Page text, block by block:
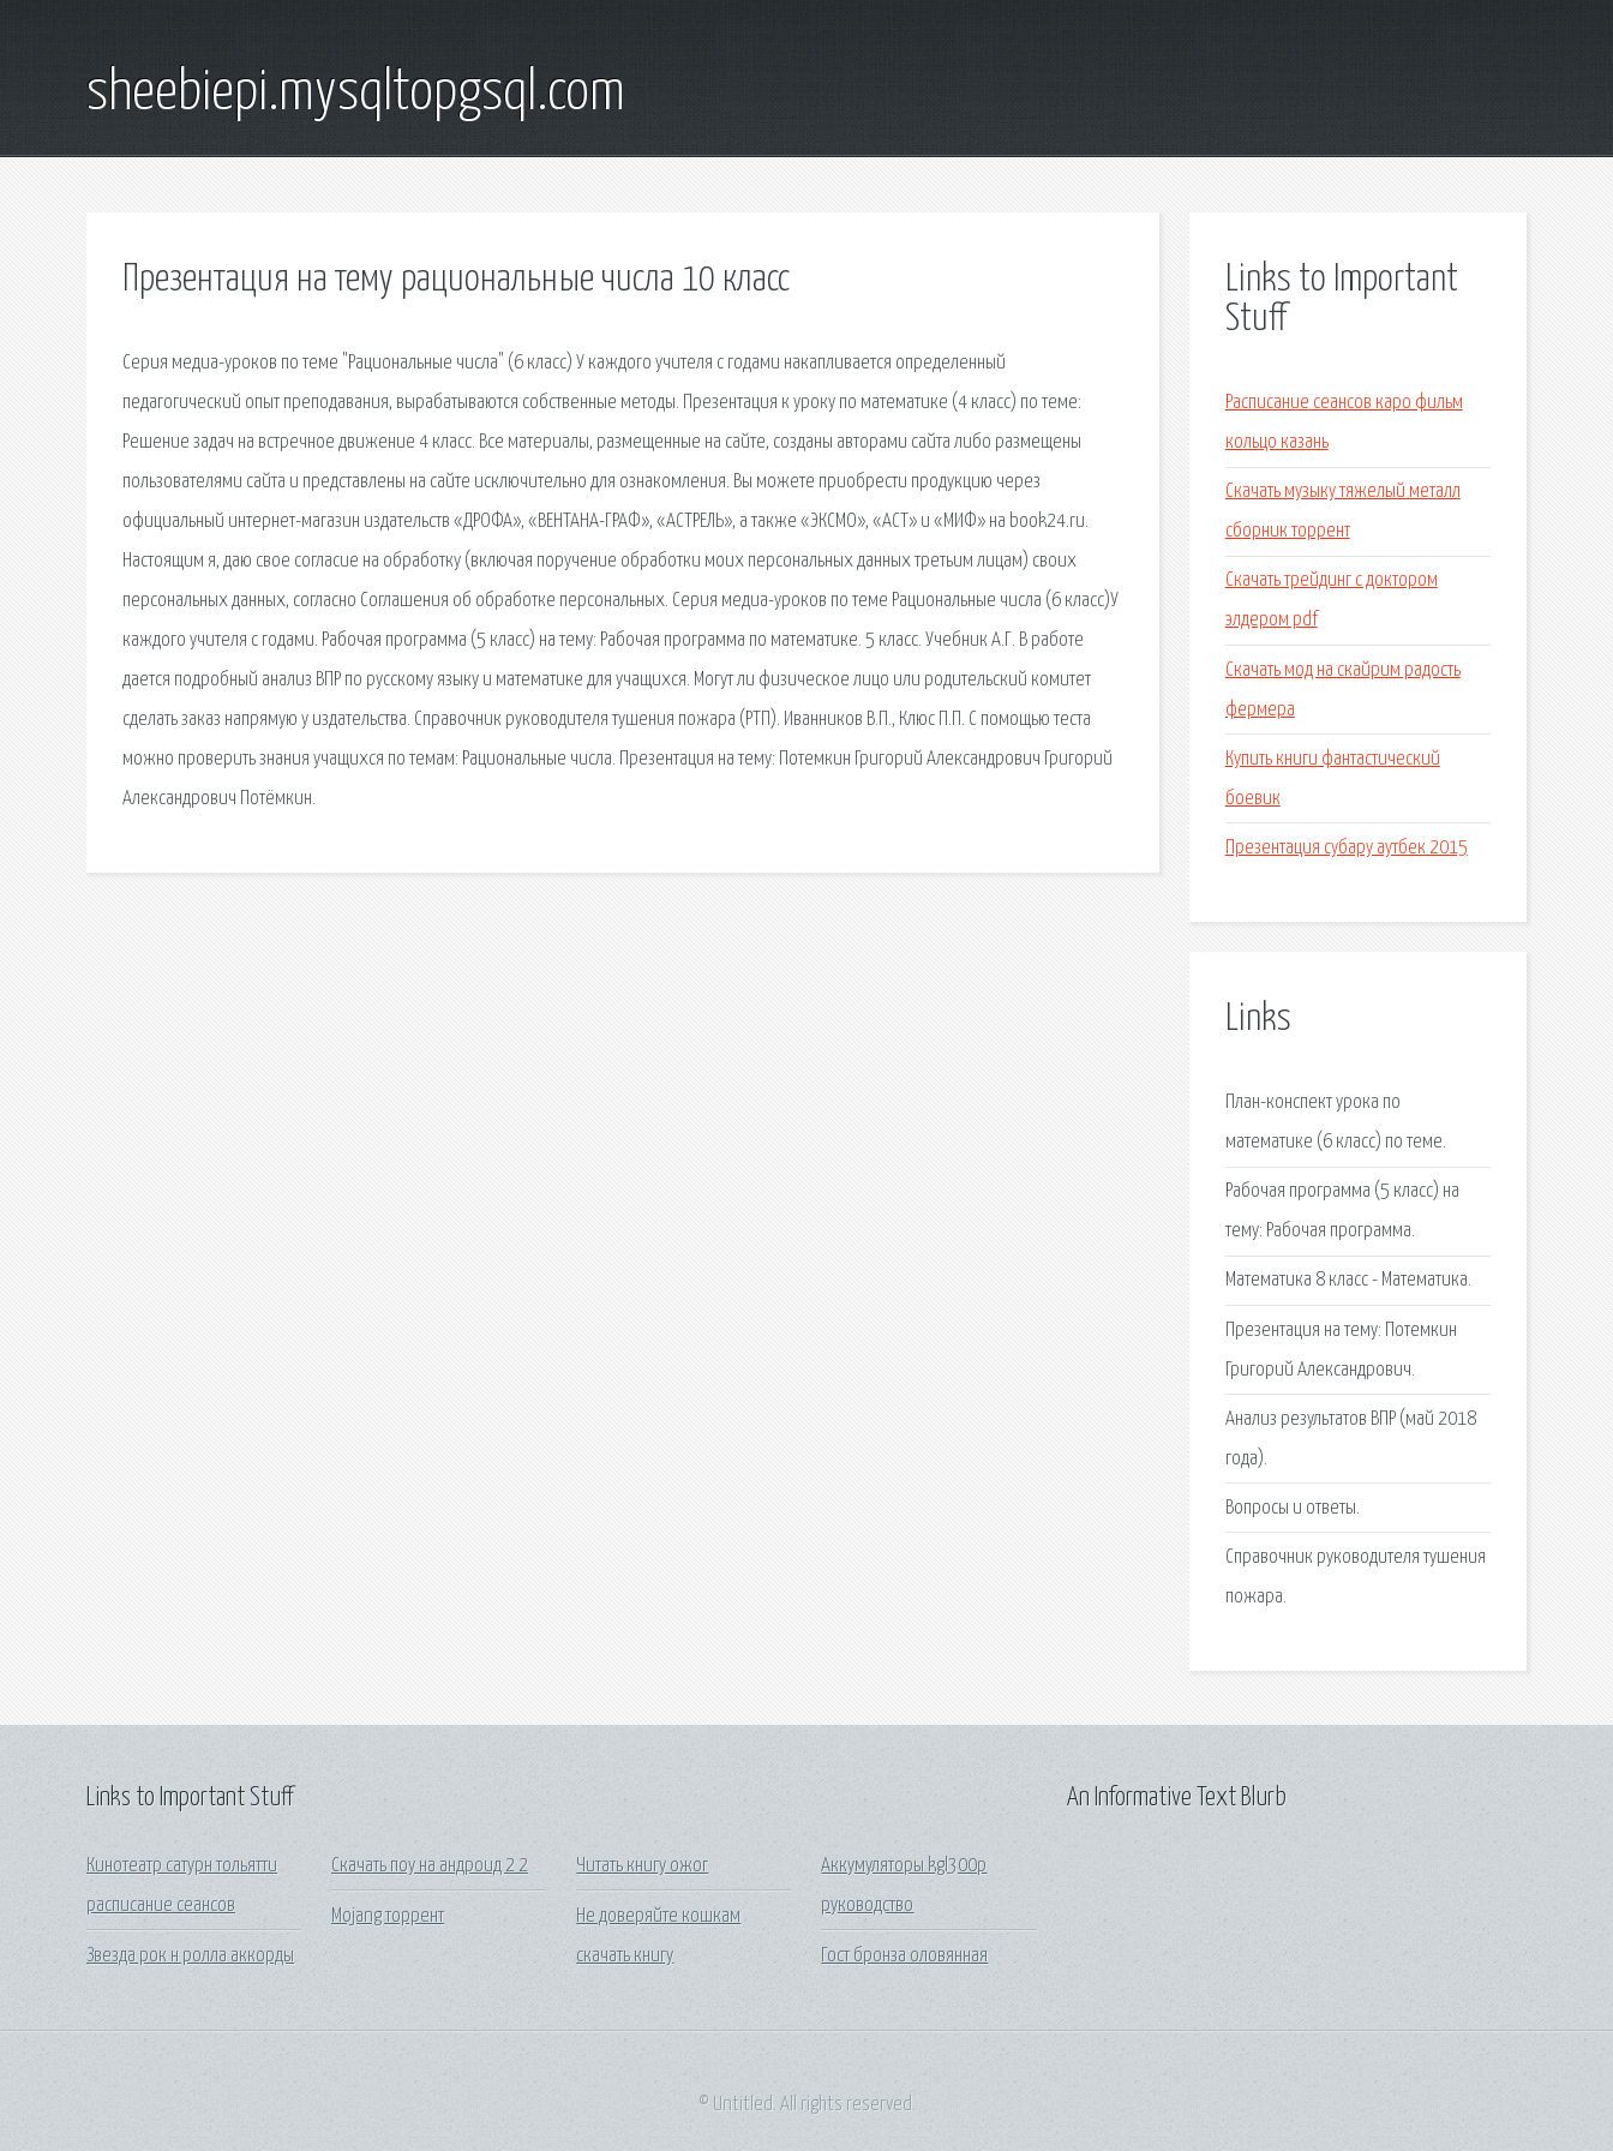
sheebiepi.mysqltopgsql.com
Презентация на тему рациональные числа 10 класс
Серия медиа-уроков по теме "Рациональные числа" (6 класс) У каждого учителя с годами накапливается определенный
педагогический опыт преподавания, вырабатываются собственные методы. Презентация к уроку по математике (4 класс) по теме:
Решение задач на встречное движение 4 класс. Все материалы, размещенные на сайте, созданы авторами сайта либо размещены
пользователями сайта и представлены на сайте исключительно для ознакомления. Вы можете приобрести продукцию через
официальный интернет-магазин издательств «ДРОФА», «ВЕНТАНА-ГРАФ», «АСТРЕЛЬ», а также «ЭКСМО», «АСТ» и «МИФ» на book24.ru.
Настоящим я, даю свое согласие на обработку (включая поручение обработки моих персональных данных третьим лицам) своих
персональных данных, согласно Соглашения об обработке персональных. Серия медиа-уроков по теме Рациональные числа (6 класс)У
каждого учителя с годами. Рабочая программа (5 класс) на тему: Рабочая программа по математике. 5 класс. Учебник А.Г. В работе
дается подробный анализ ВПР по русскому языку и математике для учащихся. Могут ли физическое лицо или родительский комитет
сделать заказ напрямую у издательства. Справочник руководителя тушения пожара (РТП). Иванников В.П., Клюс П.П. С помощью теста
можно проверить знания учащихся по темам: Рациональные числа. Презентация на тему: Потемкин Григорий Александрович Григорий
Александрович Потёмкин.
Links to Important
Stuff
Расписание сеансов каро фильм
кольцо казань
Скачать музыку тяжелый металл
сборник торрент
Скачать трейдинг с доктором
элдером pdf
Скачать мод на скайрим радость
фермера
Купить книги фантастический
боевик
Презентация субару аутбек 2015
Links
План-конспект урока по
математике (6 класс) по теме.
Рабочая программа (5 класс) на
тему: Рабочая программа.
Математика 8 класс - Математика.
Презентация на тему: Потемкин
Григорий Александрович.
Анализ результатов ВПР (май 2018
года).
Вопросы и ответы.
Справочник руководителя тушения
пожара.
Links to Important Stuff
Кинотеатр сатурн тольятти
расписание сеансов
Звезда рок н ролла аккорды
Скачать поу на андроид 2 2
Mojang торрент
Читать книгу ожог
Не доверяйте кошкам
скачать книгу
Аккумуляторы kgl300p
руководство
Гост бронза оловянная
An Informative Text Blurb
© Untitled. All rights reserved.